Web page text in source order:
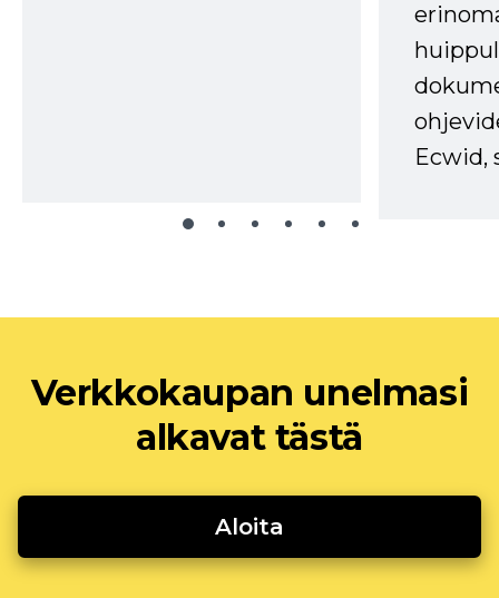
Ecwid,
Verkkokaupan unelmasi
alkavat tästä
Aloita